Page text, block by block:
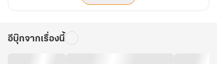
อีบุ๊กจากเรื่องนี้